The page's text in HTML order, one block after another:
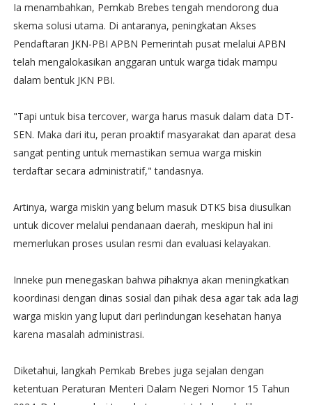
Ia menambahkan, Pemkab Brebes tengah mendorong dua
skema solusi utama. Di antaranya, peningkatan Akses
Pendaftaran JKN-PBI APBN Pemerintah pusat melalui APBN
telah mengalokasikan anggaran untuk warga tidak mampu
dalam bentuk JKN PBI.
"Tapi untuk bisa tercover, warga harus masuk dalam data DT-
SEN. Maka dari itu, peran proaktif masyarakat dan aparat desa
sangat penting untuk memastikan semua warga miskin
terdaftar secara administratif," tandasnya.
Artinya, warga miskin yang belum masuk DTKS bisa diusulkan
untuk dicover melalui pendanaan daerah, meskipun hal ini
memerlukan proses usulan resmi dan evaluasi kelayakan.
Inneke pun menegaskan bahwa pihaknya akan meningkatkan
koordinasi dengan dinas sosial dan pihak desa agar tak ada lagi
warga miskin yang luput dari perlindungan kesehatan hanya
karena masalah administrasi.
Diketahui, langkah Pemkab Brebes juga sejalan dengan
ketentuan Peraturan Menteri Dalam Negeri Nomor 15 Tahun